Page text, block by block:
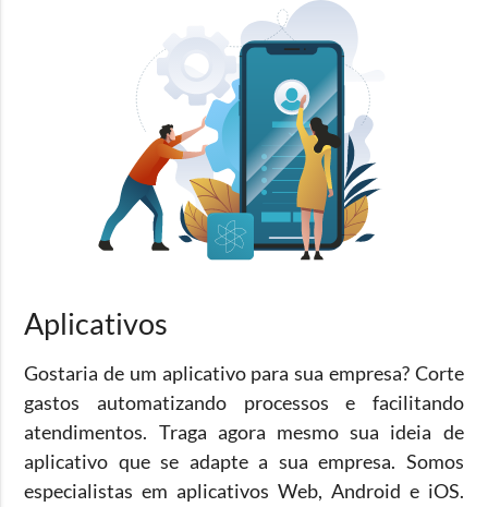
Aplicativos
Gostaria de um aplicativo para sua empresa? Corte
gastos automatizando processos e facilitando
atendimentos. Traga agora mesmo sua ideia de
aplicativo que se adapte a sua empresa. Somos
especialistas em aplicativos Web, Android e iOS.